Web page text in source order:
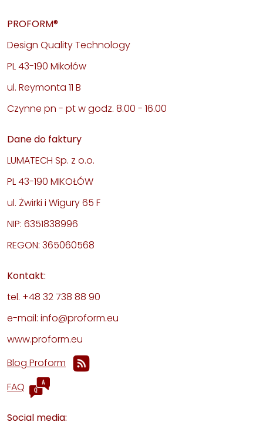
PROFORM®
Design Quality Technology
PL 43-190 Mikołów
ul. Reymonta 11 B
Czynne pn - pt w godz. 8.00 - 16.00
Dane do faktury
LUMATECH Sp. z o.o.
PL 43-190 MIKOŁÓW
ul. Żwirki i Wigury 65 F
NIP: 6351838996
REGON: 365060568
Kontakt:
tel. +48 32 738 88 90
e-mail: info@proform.eu
www.proform.eu
Blog Proform
FAQ
Social media: